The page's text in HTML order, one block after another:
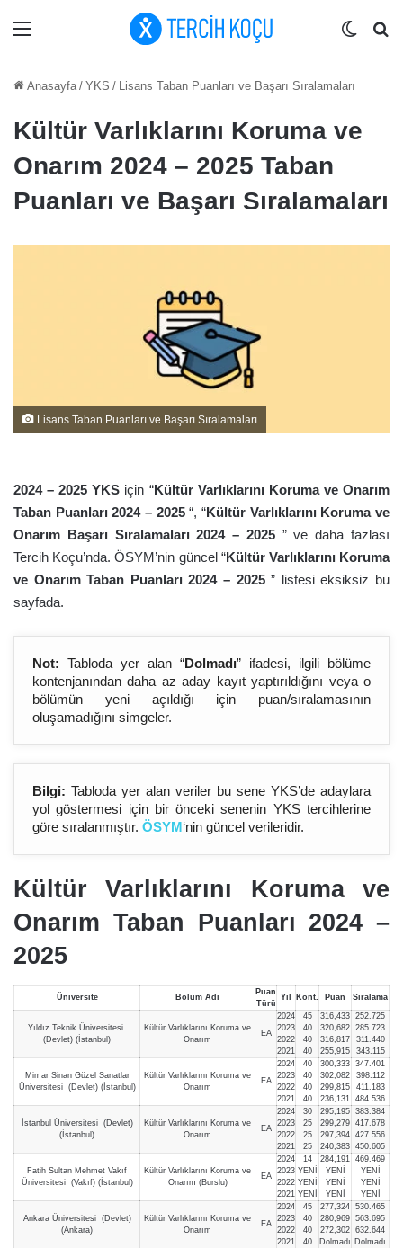
Menü Dış
Anasayfa / YKS / Lisans Taban Puanları ve Başarı Sıralamaları
Kültür Varlıklarını Koruma ve
Onarım 2024 – 2025 Taban
Puanları ve Başarı Sıralamaları
Lisans Taban Puanları ve Başarı Sıralamaları
2024 – 2025 YKS için “Kültür Varlıklarını Koruma ve Onarım
Taban Puanları 2024 – 2025 “, “Kültür Varlıklarını Koruma ve
Onarım Başarı Sıralamaları 2024 – 2025 ” ve daha fazlası
Tercih Koçu’nda. ÖSYM’nin güncel “Kültür Varlıklarını Koruma
ve Onarım Taban Puanları 2024 – 2025 ” listesi eksiksiz bu
sayfada.
Not: Tabloda yer alan “Dolmadı” ifadesi, ilgili bölüme
kontenjanından daha az aday kayıt yaptırıldığını veya o
bölümün yeni açıldığı için puan/sıralamasının
oluşamadığını simgeler.
Bilgi: Tabloda yer alan veriler bu sene YKS’de adaylara
yol göstermesi için bir önceki senenin YKS tercihlerine
göre sıralanmıştır. ÖSYM‘nin güncel verileridir.
Kültür Varlıklarını Koruma ve
Onarım Taban Puanları 2024 –
2025
Üniversite Bölüm Adı
Puan
Türü
Yıl Kont. Puan Sıralama
Yıldız Teknik Üniversitesi
(Devlet) (İstanbul)
Kültür Varlıklarını Koruma ve
Onarım
EA
2024
2023
2022
2021
45
40
40
40
316,433
320,682
316,817
255,915
252.725
285.723
311.440
343.115
Mimar Sinan Güzel Sanatlar
Üniversitesi (Devlet) (İstanbul)
Kültür Varlıklarını Koruma ve
Onarım
EA
2024
2023
2022
2021
40
40
40
40
300,333
302,082
299,815
236,131
347.401
398.112
411.183
484.536
İstanbul Üniversitesi (Devlet)
(İstanbul)
Kültür Varlıklarını Koruma ve
Onarım
EA
2024
2023
2022
2021
30
25
25
25
295,195
299,279
297,394
240,383
383.384
417.678
427.556
450.605
Fatih Sultan Mehmet Vakıf
Üniversitesi (Vakıf) (İstanbul)
Kültür Varlıklarını Koruma ve
Onarım (Burslu)
EA
2024
2023
2022
2021
14
YENİ
YENİ
YENİ
284,191
YENİ
YENİ
YENİ
469.469
YENİ
YENİ
YENİ
Ankara Üniversitesi (Devlet)
(Ankara)
Kültür Varlıklarını Koruma ve
Onarım
EA
2024
2023
2022
2021
45
40
40
40
277,324
280,969
272,302
Dolmadı
530.465
563.695
632.644
Dolmadı